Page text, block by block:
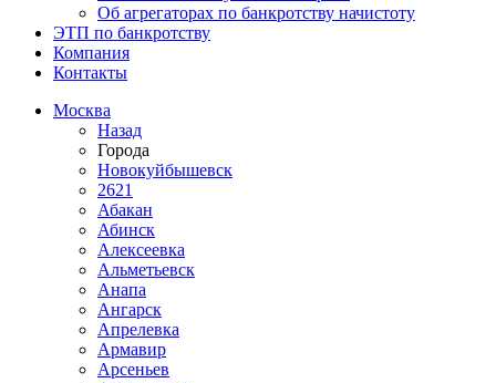
Об агрегаторах по банкротству начистоту
ЭТП по банкротству
Компания
Контакты
Москва
Назад
Города
Новокуйбышевск
2621
Абакан
Абинск
Алексеевка
Альметьевск
Анапа
Ангарск
Апрелевка
Армавир
Арсеньев